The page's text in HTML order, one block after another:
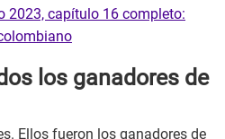
2023, capítulo 16 completo:
los ganadores de
Ellos fueron los ganadores de